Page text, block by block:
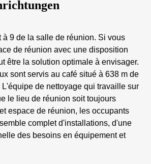
à 9 de la salle de réunion. Si vous
de réunion avec une disposition
être la solution optimale à envisager.
sont servis au café situé à 638 m de
L'équipe de nettoyage qui travaille sur
le lieu de réunion soit toujours
espace de réunion, les occupants
complet d'installations, d'une
des besoins en équipement et